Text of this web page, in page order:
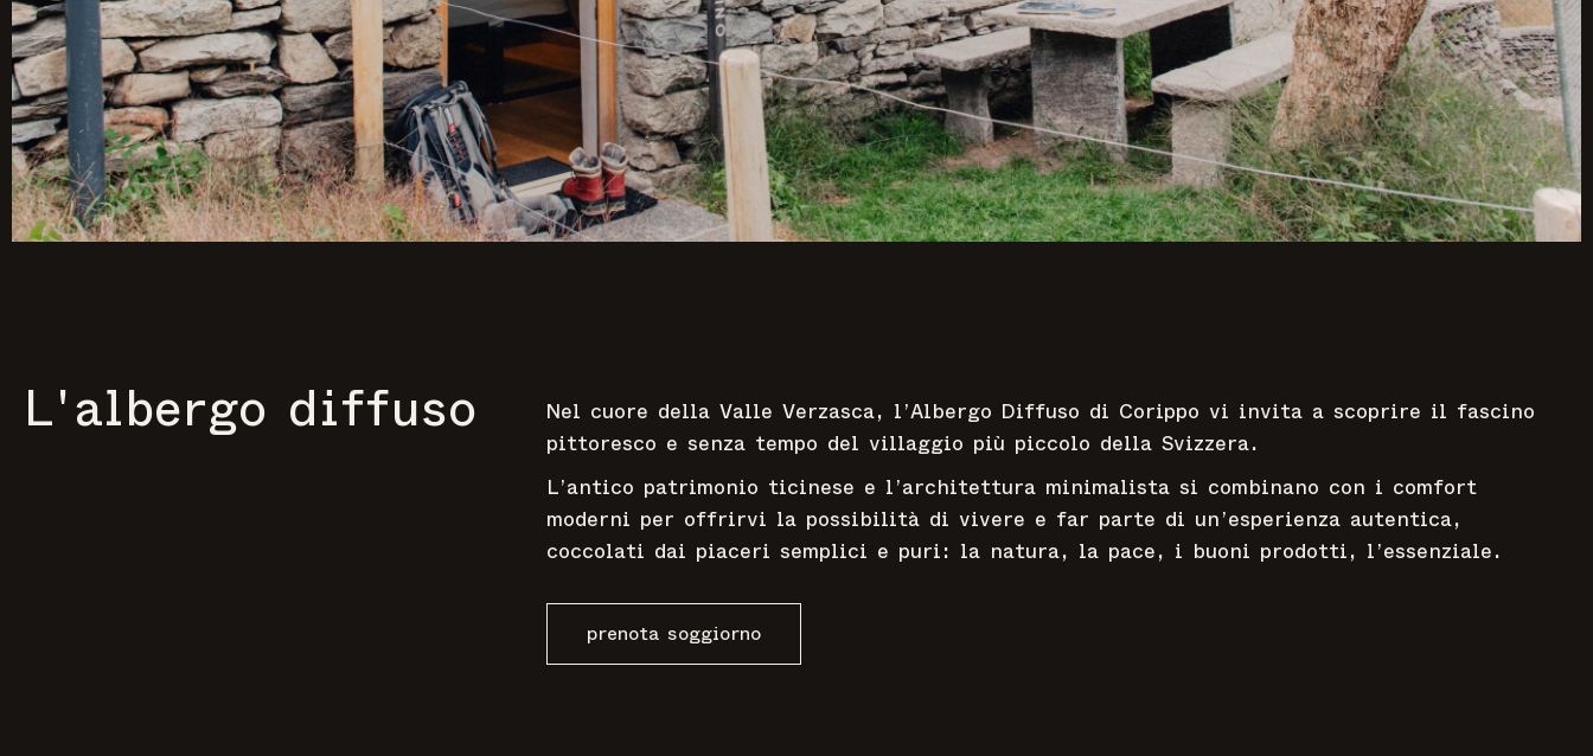
L'albergo diffuso
Nel cuore della Valle Verzasca, l’Albergo Diffuso di Corippo vi invita a scoprire il fascino
pittoresco e senza tempo del villaggio più piccolo della Svizzera.
L’antico patrimonio ticinese e l’architettura minimalista si combinano con i comfort
moderni per offrirvi la possibilità di vivere e far parte di un’esperienza autentica,
coccolati dai piaceri semplici e puri: la natura, la pace, i buoni prodotti, l’essenziale.
prenota soggiorno